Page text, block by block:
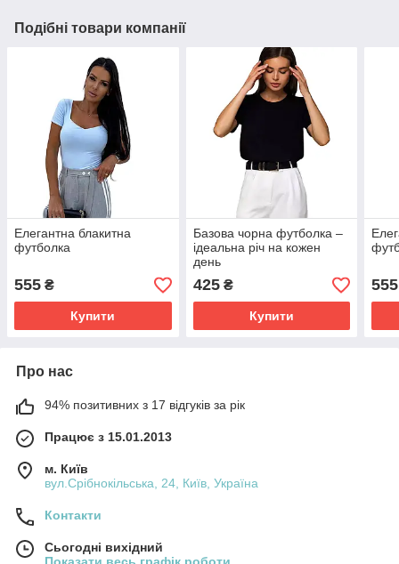
Подібні товари компанії
Елегантна блакитна
футболка
555 ₴
Купити
Базова чорна футболка –
ідеальна річ на кожен
день
425₴
Купити
555
Про нас
94% позитивних з 17 відгуків за рік
Працює з 15.01.2013
м. Київ
вул.Срібнокільська, 24, Київ, Україна
Контакти
Сьогодні вихідний